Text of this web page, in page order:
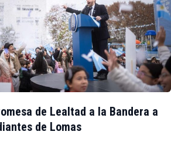
de Lealtad a la Bandera a
de Lomas